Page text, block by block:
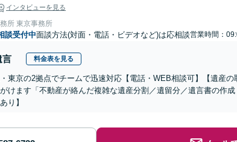
インタビューを見る
所 東京事務所
談受付中面談方法(対面・電話・ビデオなど)は応相談営業時間：
言 料金表を見る
・東京の2拠点でチームで迅速対応【電話・WEB相談可】【遺産
けます「不動産が絡んだ複雑な遺産分割／遺留分／遺言書の作
り】